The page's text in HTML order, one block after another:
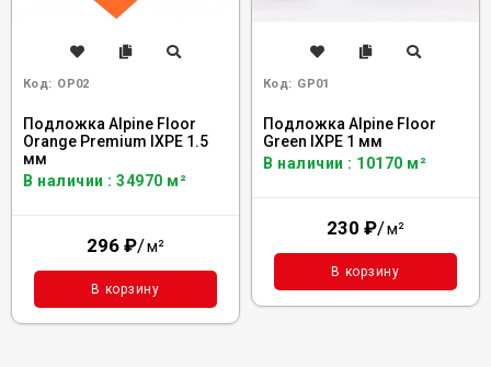
Код: OP02
Подложка Alpine Floor
Orange Premium IXPE 1.5
мм
В наличии : 34970 м²
296 ₽/м²
В корзину
Код: GP01
Подложка Alpine Floor
Green IXPE 1 мм
В наличии : 10170 м²
230 ₽/м²
В корзину